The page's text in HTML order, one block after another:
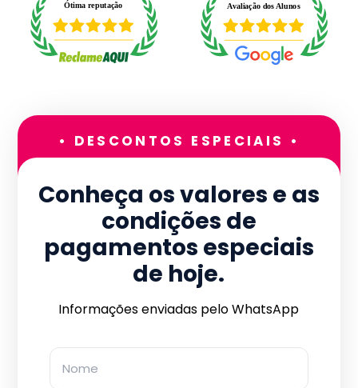
• DESCONTOS ESPECIAIS •
Conheça os valores e as
condições de
pagamentos especiais
de hoje.
Informações enviadas pelo WhatsApp